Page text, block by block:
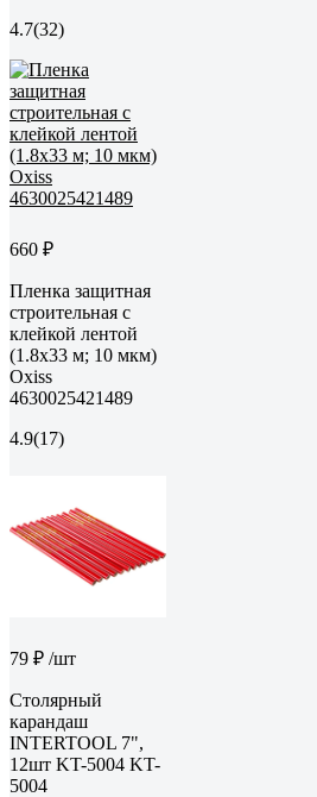
4.7(32)
660 ₽
Пленка защитная
строительная с
клейкой лентой
(1.8х33 м; 10 мкм)
Oxiss
4630025421489
4.9(17)
79 ₽ /шт
Столярный
карандаш
INTERTOOL 7",
12шт KT-5004 KT-
5004